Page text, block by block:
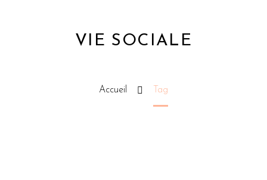
VIE SOCIALE
Accueil Tag